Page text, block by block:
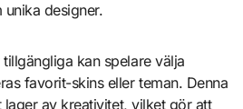
designer.
kan spelare välja
favorit-skins eller teman. Denna
lager av kreativitet, vilket gör att